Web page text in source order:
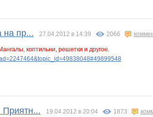
на пр... 27.04.2012 в 14:39 2066
коптильни, решетки и другое.
Приятн... 19.04.2012 в 20:04 1873